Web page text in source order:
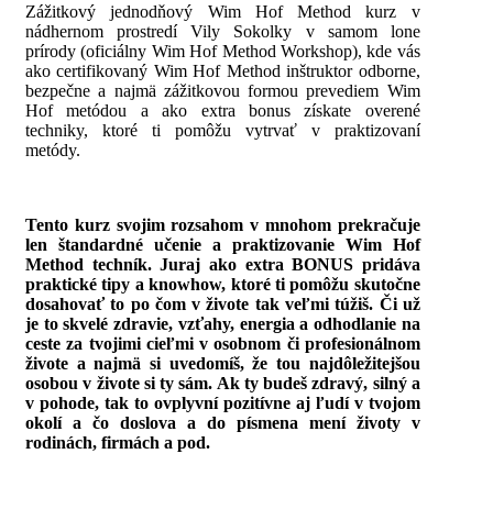
Zážitkový jednodňový Wim Hof Method kurz v
nádhernom prostredí Vily Sokolky v samom lone
prírody(oficiálny Wim Hof Method Workshop), kde vás
ako certifikovaný Wim Hof Method inštruktor odborne,
bezpečne a najmä zážitkovou formou prevediem Wim
Hof metódou a ako extra bonus získate overené
techniky, ktoré ti pomôžu vytrvať v praktizovaní
metódy.
Tento kurz svojim rozsahom v mnohom prekračuje
len štandardné učenie a praktizovanie Wim Hof
Method techník. Juraj ako extra BONUS pridáva
praktické tipy a knowhow, ktoré ti pomôžu skutočne
dosahovať to po čom v živote tak veľmi túžiš. Či už
je to skvelé zdravie, vzťahy, energia a odhodlanie na
ceste za tvojimi cieľmi v osobnom či profesionálnom
živote a najmä si uvedomíš, že tou najdôležitejšou
osobou v živote si ty sám. Ak ty budeš zdravý, silný a
v pohode, tak to ovplyvní pozitívne aj ľudí v tvojom
okolí a čo doslova a do písmena mení životy v
rodinách, firmách a pod.